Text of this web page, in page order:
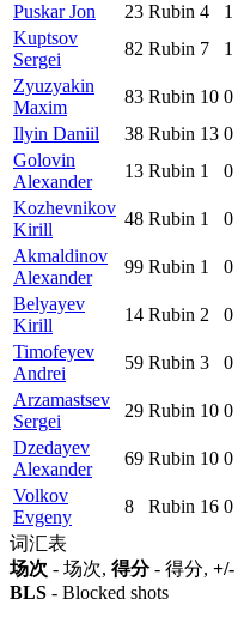
Puskar Jon
23 Rubin 4 1
Kuptsov
Sergei
82 Rubin 7 1
Zyuzyakin
Maxim
83 Rubin 10 0
Ilyin Daniil
38 Rubin 13 0
Golovin
Alexander
13 Rubin 1 0
Kozhevnikov
Kirill
48 Rubin 1 0
Akmaldinov
Alexander
99 Rubin 1 0
Belyayev
Kirill
14 Rubin 2 0
Timofeyev
Andrei
59 Rubin 3 0
Arzamastsev
Sergei
29 Rubin 10 0
Dzedayev
Alexander
69 Rubin 10 0
Volkov
Evgeny
8 Rubin 16 0
词汇表
场次 - 场次, 得分- 得分, +/-
BLS - Blocked shots